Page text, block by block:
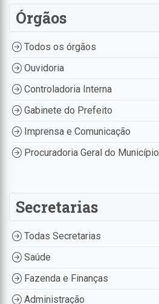
Órgãos
Todos os órgãos
Ouvidoria
Controladoria Interna
Gabinete do Prefeito
Imprensa e Comunicação
Procuradoria Geral do Município
Secretarias
Todas Secretarias
Saúde
Fazenda e Finanças
Administração